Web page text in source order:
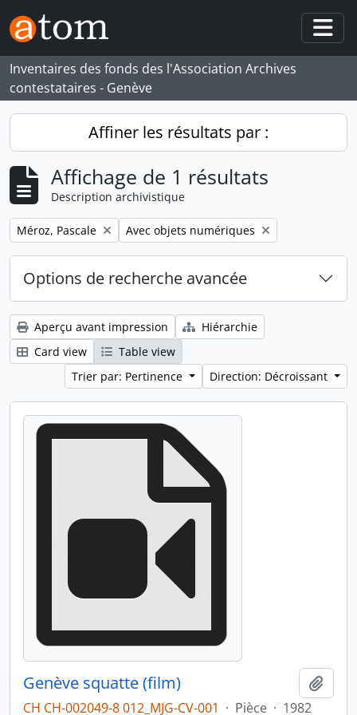
Skip to main content
Inventaires des fonds des l'Association Archives
contestataires - Genève
Affiner les résultats par :
Affichage de 1 résultats
Description archivistique
Remove filter:
Méroz, Pascale Remove filter:
Avec objets numériques
Options de recherche avancée
Aperçu avant impression
Hiérarchie
Card view
Table view
Trier par: Pertinence
Direction: Décroissant
Genève squatte (film)
CH CH-002049-8 012_MJG-CV-001 · Pièce · 1982